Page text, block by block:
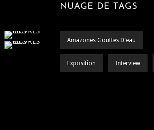
NUAGE DE TAGS
Amazones Gouttes D'eau
Exposition Interview